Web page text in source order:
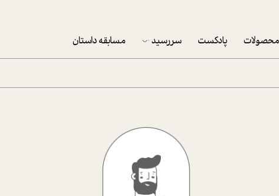
محصولات پادکست سررسید
پکيج نوروزي موفقيت
تقویم رومیزی
تقویم دیواری
مسابقه داستان